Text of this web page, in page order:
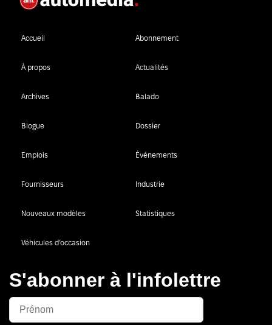
Accueil Abonnement
À propos Actualités
Archives Balado
Blogue Dossier
Emplois Événements
Fournisseurs Industrie
Nouveaux modèles Statistiques
Véhicules d’occasion
S'abonner à l'infolettre